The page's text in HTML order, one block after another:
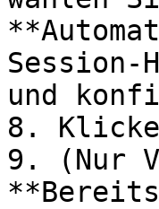
und
8.
9. (Nur